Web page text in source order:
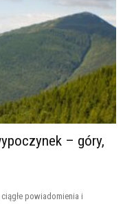
– góry,
powiadomienia i